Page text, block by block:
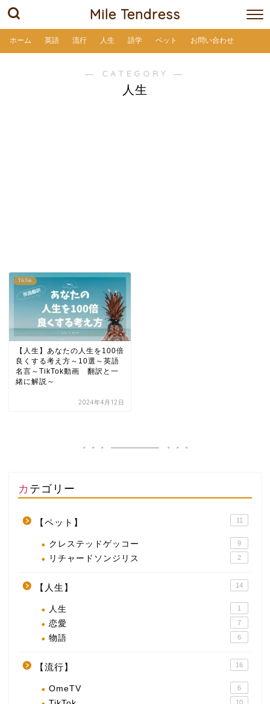
Mile Tendress
ホーム 英語 流行 人生 語学 ペット お問い合わせ
― CATEGORY ―
人生
TikTok
【人生】あなたの人生を100倍
良くする考え方～10選～英語
名言～TikTok動画 翻訳と一
緒に解説～
2024年4月12日
カテゴリー
【ペット】 11
クレステッドゲッコー 9
リチャードソンジリス 2
【人生】 14
人生 1
恋愛 7
物語 6
【流行】 16
OmeTV 6
10